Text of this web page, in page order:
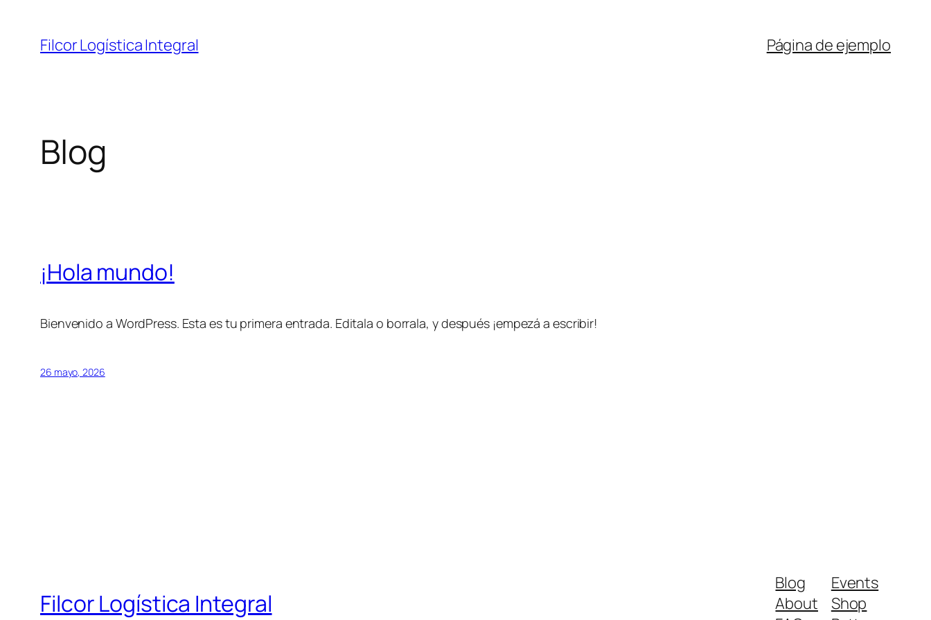
contenido
Filcor Logística Integral Página de ejemplo
Blog
¡Hola mundo!
Bienvenido a WordPress. Esta es tu primera entrada. Editala o borrala, y después ¡empezá a escribir!
26 mayo, 2026
Filcor Logística Integral
Blog
About
Events
Shop